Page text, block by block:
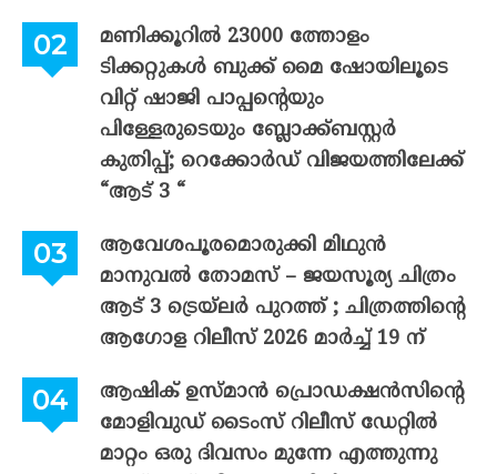
മണിക്കൂറിൽ 23000 ത്തോളം
ടിക്കറ്റുകൾ ബുക്ക് മൈ ഷോയിലൂടെ
വിറ്റ് ഷാജി പാപ്പന്റെയും
പിള്ളേരുടെയും ബ്ലോക്ക്ബസ്റ്റർ
കുതിപ്പ്; റെക്കോർഡ് വിജയത്തിലേക്ക്
“ആട് 3 “
ആവേശപൂരമൊരുക്കി മിഥുൻ
മാനുവൽ തോമസ് – ജയസൂര്യ ചിത്രം
ആട് 3 ട്രെയ്‌ലർ പുറത്ത് ; ചിത്രത്തിന്റെ
ആഗോള റിലീസ് 2026 മാർച്ച് 19 ന്
ആഷിക് ഉസ്മാൻ പ്രൊഡക്ഷൻസിന്റെ
മോളിവുഡ് ടൈംസ് റിലീസ് ഡേറ്റിൽ
മാറ്റം ഒരു ദിവസം മുന്നേ എത്തുന്നു